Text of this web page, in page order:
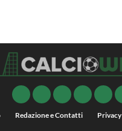
Redazione e Contatti Privacy